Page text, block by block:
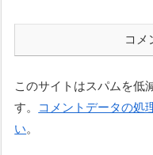
コメ
このサイトはスパムを低
す。
コメントデータの処
い。